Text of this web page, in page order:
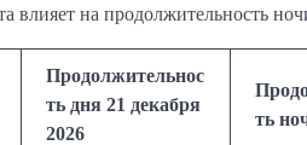
влияет на продолжительность
Продолжительнос
ть дня 21 декабря
2026
ть